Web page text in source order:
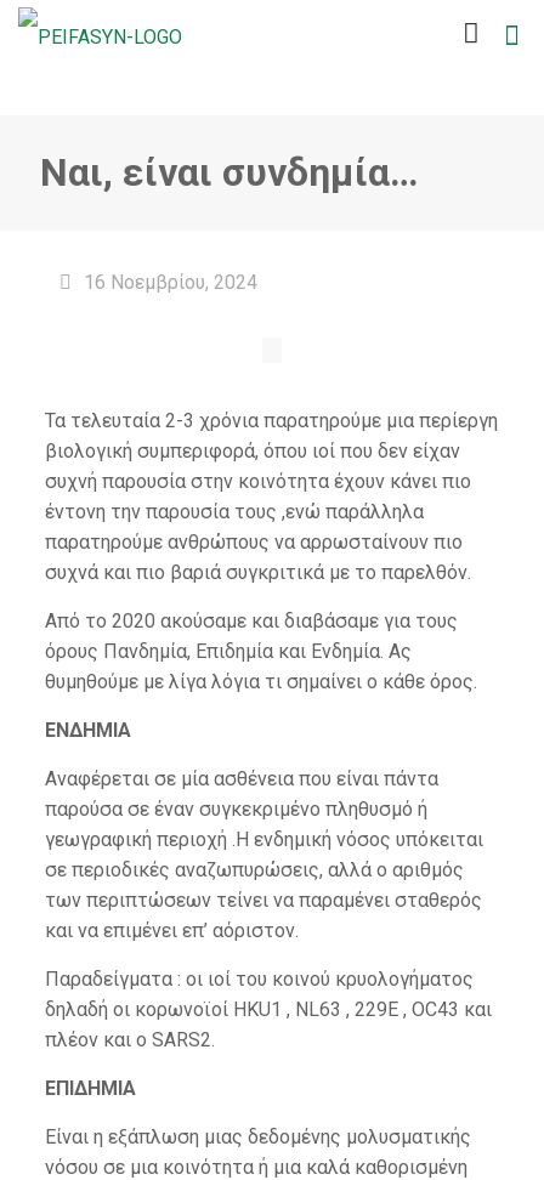
Ναι, είναι συνδημία…
16 Νοεμβρίου, 2024
Τα τελευταία 2-3 χρόνια παρατηρούμε μια περίεργη
βιολογική συμπεριφορά, όπου ιοί που δεν είχαν
συχνή παρουσία στην κοινότητα έχουν κάνει πιο
έντονη την παρουσία τους ,ενώ παράλληλα
παρατηρούμε ανθρώπους να αρρωσταίνουν πιο
συχνά και πιο βαριά συγκριτικά με το παρελθόν.
Από το 2020 ακούσαμε και διαβάσαμε για τους
όρους Πανδημία, Επιδημία και Ενδημία. Ας
θυμηθούμε με λίγα λόγια τι σημαίνει ο κάθε όρος.
ΕΝΔΗΜΙΑ
Αναφέρεται σε μία ασθένεια που είναι πάντα
παρούσα σε έναν συγκεκριμένο πληθυσμό ή
γεωγραφική περιοχή .Η ενδημική νόσος υπόκειται
σε περιοδικές αναζωπυρώσεις, αλλά ο αριθμός
των περιπτώσεων τείνει να παραμένει σταθερός
και να επιμένει επ’ αόριστον.
Παραδείγματα : οι ιοί του κοινού κρυολογήματος
δηλαδή οι κορωνοϊοί HKU1 , NL63 , 229E , OC43 και
πλέον και ο SARS2.
ΕΠΙΔΗΜΙΑ
Είναι η εξάπλωση μιας δεδομένης μολυσματικής
νόσου σε μια κοινότητα ή μια καλά καθορισμένη